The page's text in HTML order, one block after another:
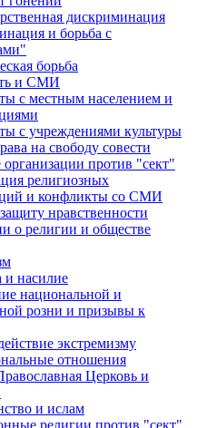
дискриминация
и борьба с
борьба
и СМИ
с местным населением и
с учреждениями культуры
на свободу совести
организации против "сект"
религиозных
и конфликты со СМИ
нравственности
о религии и обществе
и насилие
национальной и
розни и призывы к
экстремизму
отношения
Церковь и
и ислам